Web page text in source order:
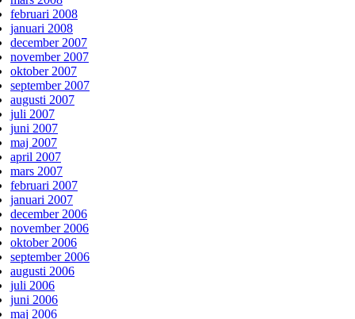
februari 2008
januari 2008
december 2007
november 2007
oktober 2007
september 2007
augusti 2007
juli 2007
juni 2007
maj 2007
april 2007
mars 2007
februari 2007
januari 2007
december 2006
november 2006
oktober 2006
september 2006
augusti 2006
juli 2006
juni 2006
maj 2006